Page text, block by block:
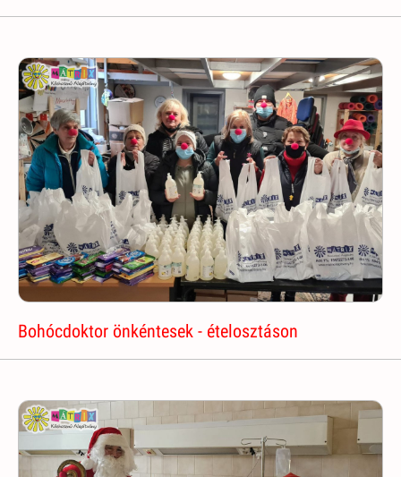
Bohócdoktor önkéntesek - ételosztáson